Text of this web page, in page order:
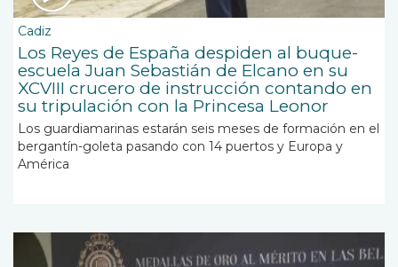
Cadiz
Los Reyes de España despiden al buque-
escuela Juan Sebastián de Elcano en su
XCVIII crucero de instrucción contando en
su tripulación con la Princesa Leonor
Los guardiamarinas estarán seis meses de formación en el
bergantín-goleta pasando con 14 puertos y Europa y
América